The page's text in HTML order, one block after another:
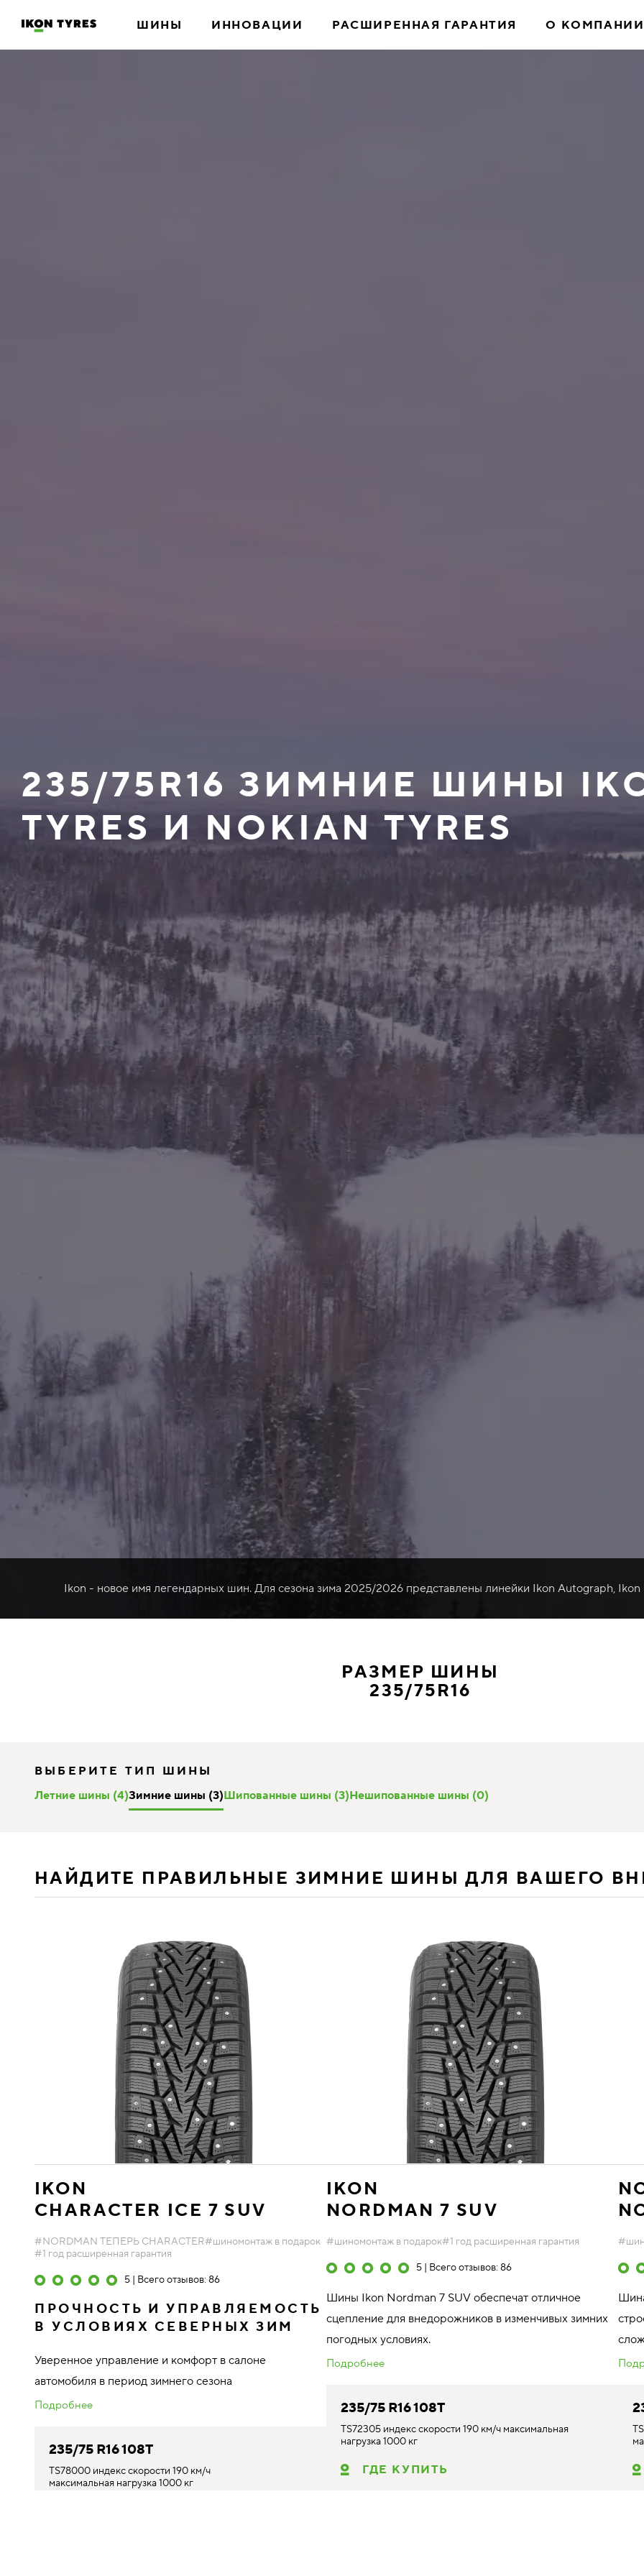
ШИНЫ ИННОВАЦИИ РАСШИРЕННАЯ ГАРАНТИЯ О КОМПАНИИ
235/75R16 ЗИМНИЕ ШИНЫ
TYRES И NOKIAN TYRES
Ikon - новое имя легендарных шин. Для сезона зима 2025/2026 представлены линейки Ikon Autograph,
РАЗМЕР ШИНЫ
235/75R16
ВЫБЕРИТЕ ТИП ШИНЫ
Летние шины (4)Зимние шины (3)Шипованные шины (3)Нешипованные шины (0)
НАЙДИТЕ ПРАВИЛЬНЫЕ ЗИМНИЕ ШИНЫ ДЛЯ ВАШЕГО
IKON
CHARACTER ICE 7 SUV
#NORDMAN ТЕПЕРЬ CHARACTER#шиномонтаж в подарок
#1 год расширенная гарантия
5 | Всего отзывов: 86
ПРОЧНОСТЬ И УПРАВЛЯЕМОСТЬ
В УСЛОВИЯХ СЕВЕРНЫХ ЗИМ
Уверенное управление и комфорт в салоне
автомобиля в период зимнего сезона
Подробнее
235/75 R16 108T
TS78000 индекс скорости 190 км/ч
максимальная нагрузка 1000 кг
IKON
NORDMAN 7 SUV
#шиномонтаж в подарок#1 год расширенная гарантия
5 | Всего отзывов: 86
Шины Ikon Nordman 7 SUV обеспечат отличное
сцепление для внедорожников в изменчивых зимних
погодных условиях.
Подробнее
235/75 R16 108T
TS72305 индекс скорости 190 км/ч максимальная
нагрузка 1000 кг
ГДЕ КУПИТЬ
Мы используем файлы cookie, чтобы наш сайт работал наилучшим образом. Используя этот веб-сайт, вы соглашаетесь
с использованием файлов cookie.
Политика Ikon Tyres в отношении файлов Cookie